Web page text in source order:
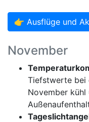
👉 Ausflüge und
November
Tiefstwerte bei
November